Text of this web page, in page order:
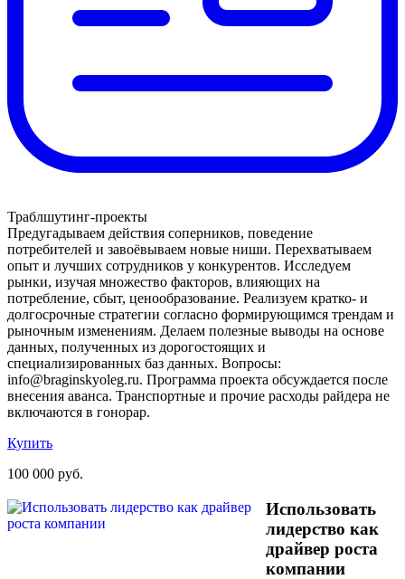
Траблшутинг-проекты
Предугадываем действия соперников, поведение
потребителей и завоёвываем новые ниши. Перехватываем
опыт и лучших сотрудников у конкурентов. Исследуем
рынки, изучая множество факторов, влияющих на
потребление, сбыт, ценообразование. Реализуем кратко- и
долгосрочные стратегии согласно формирующимся трендам и
рыночным изменениям. Делаем полезные выводы на основе
данных, полученных из дорогостоящих и
специализированных баз данных. Вопросы:
info@braginskyoleg.ru. Программа проекта обсуждается после
внесения аванса. Транспортные и прочие расходы райдера не
включаются в гонорар.
Купить
100 000 руб.
Использовать
лидерство как
драйвер роста
компании